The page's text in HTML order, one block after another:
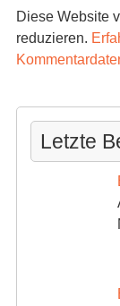
Diese Website
reduzieren.
Letzte